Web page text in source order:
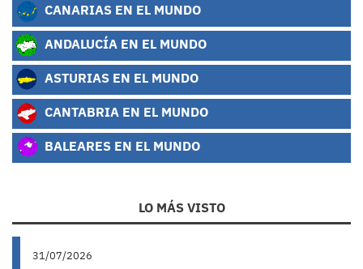
CANARIAS EN EL MUNDO
ANDALUCÍA EN EL MUNDO
ASTURIAS EN EL MUNDO
CANTABRIA EN EL MUNDO
BALEARES EN EL MUNDO
LO MÁS VISTO
31/07/2026